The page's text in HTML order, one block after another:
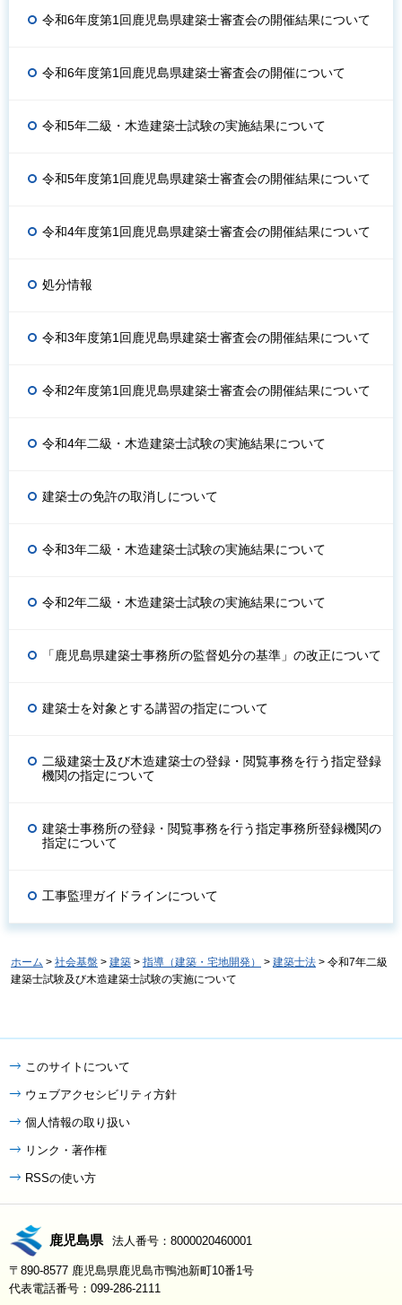
令和6年度第1回鹿児島県建築士審査会の開催結果について
令和6年度第1回鹿児島県建築士審査会の開催について
令和5年二級・木造建築士試験の実施結果について
令和5年度第1回鹿児島県建築士審査会の開催結果について
令和4年度第1回鹿児島県建築士審査会の開催結果について
処分情報
令和3年度第1回鹿児島県建築士審査会の開催結果について
令和2年度第1回鹿児島県建築士審査会の開催結果について
令和4年二級・木造建築士試験の実施結果について
建築士の免許の取消しについて
令和3年二級・木造建築士試験の実施結果について
令和2年二級・木造建築士試験の実施結果について
「鹿児島県建築士事務所の監督処分の基準」の改正について
建築士を対象とする講習の指定について
二級建築士及び木造建築士の登録・閲覧事務を行う指定登録
機関の指定について
建築士事務所の登録・閲覧事務を行う指定事務所登録機関の
指定について
工事監理ガイドラインについて
ホーム > 社会基盤 > 建築 > 指導（建築・宅地開発） > 建築士法 > 令和7年二級
建築士試験及び木造建築士試験の実施について
このサイトについて
ウェブアクセシビリティ方針
個人情報の取り扱い
リンク・著作権
RSSの使い方
鹿児島県 法人番号：8000020460001
〒890-8577 鹿児島県鹿児島市鴨池新町10番1号
代表電話番号：099-286-2111